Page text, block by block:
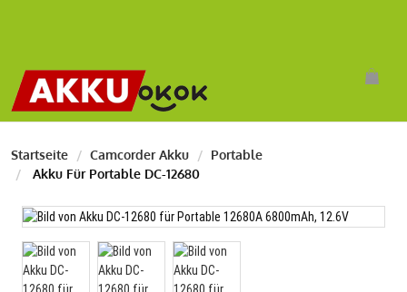
Startseite Camcorder Akku
Portable
Akku Für Portable DC-12680